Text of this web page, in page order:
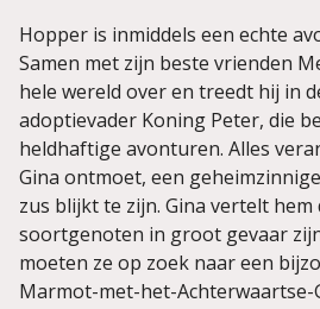
Hopper is inmiddels een echte
Samen met zijn beste vrienden
hele wereld over en treedt hij in
adoptievader Koning Peter, die
heldhaftige avonturen. Alles
Gina ontmoet, een
zus blijkt te zijn. Gina vertelt hem
soortgenoten in groot gevaar
moeten ze op zoek naar een
Marmot-met-het-Achterwaartse-